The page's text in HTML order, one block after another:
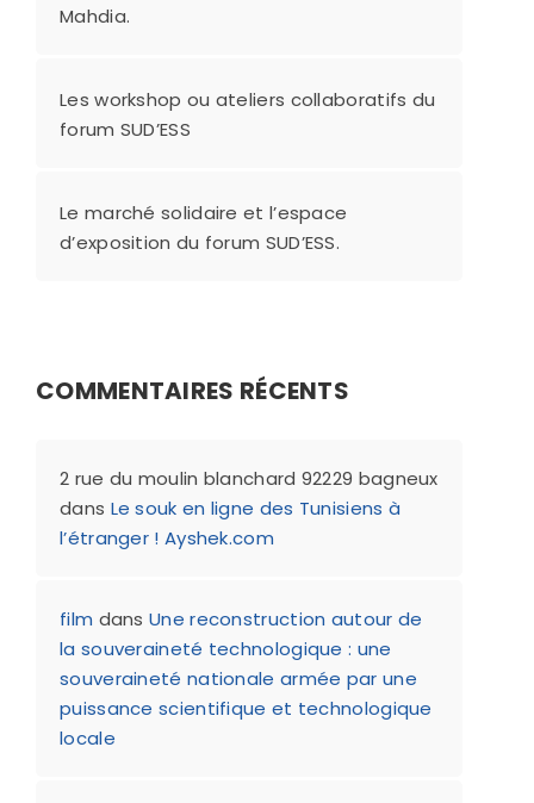
Mahdia.
Les workshop ou ateliers collaboratifs du
forum SUD’ESS
Le marché solidaire et l’espace
d’exposition du forum SUD’ESS.
COMMENTAIRES RÉCENTS
2 rue du moulin blanchard 92229 bagneux
dans Le souk en ligne des Tunisiens à
l’étranger ! Ayshek.com
film dansUne reconstruction autour de
la souveraineté technologique : une
souveraineté nationale armée par une
puissance scientifique et technologique
locale